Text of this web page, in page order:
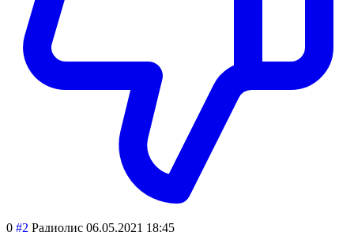
0 #2 Радиолис 06.05.2021 18:45